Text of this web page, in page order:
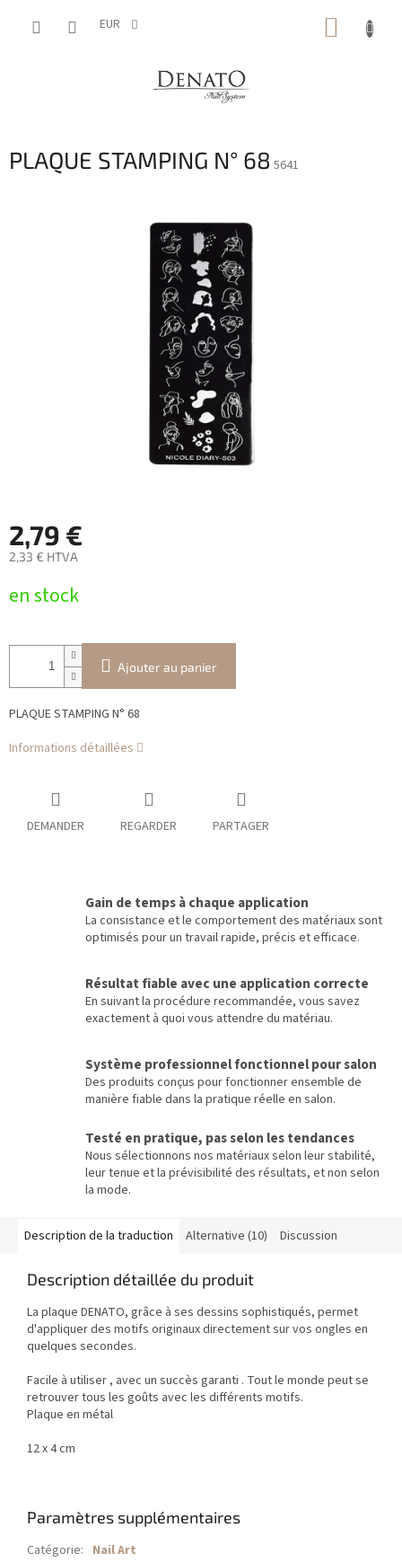
EUR
PANIER
PLAQUE STAMPING N° 68 5641
2,79 €
2,33 € HTVA
de
en stock
Ajouter au panier
PLAQUE STAMPING N° 68
Informations détaillées
DEMANDER REGARDER PARTAGER
Gain de temps à chaque application
La consistance et le comportement des matériaux sont
optimisés pour un travail rapide, précis et efficace.
Résultat fiable avec une application correcte
En suivant la procédure recommandée, vous savez
exactement à quoi vous attendre du matériau.
Système professionnel fonctionnel pour salon
Des produits conçus pour fonctionner ensemble de
manière fiable dans la pratique réelle en salon.
Testé en pratique, pas selon les tendances
Nous sélectionnons nos matériaux selon leur stabilité,
leur tenue et la prévisibilité des résultats, et non selon
la mode.
Description de la traduction Alternative (10) Discussion
Description détaillée du produit
La plaque DENATO, grâce à ses dessins sophistiqués, permet
d'appliquer des motifs originaux directement sur vos ongles en
quelques secondes.
Facile à utiliser , avec un succès garanti . Tout le monde peut se
retrouver tous les goûts avec les différents motifs.
Plaque en métal
12 x 4 cm
Paramètres supplémentaires
Catégorie: Nail Art